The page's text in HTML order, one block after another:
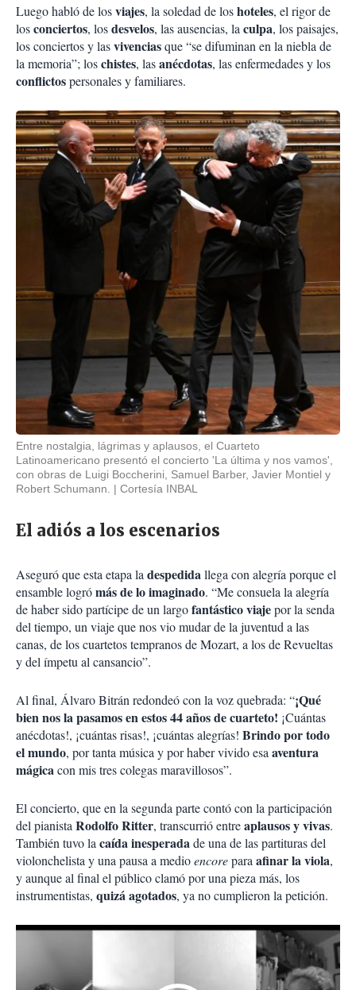
Luego habló de losviajes, la soledad de loshoteles, el rigor de
losconciertos, losdesvelos, las ausencias, la culpa, los paisajes,
los conciertos y lasvivenciasque “se difuminan en la niebla de
la memoria”; loschistes, lasanécdotas, las enfermedades y los
conflictospersonales y familiares.
Entre nostalgia, lágrimas y aplausos, el Cuarteto
Latinoamericano presentó el concierto 'La última y nos vamos',
con obras de Luigi Boccherini, Samuel Barber, Javier Montiel y
Robert Schumann.
Cortesía INBAL
El adiós a los escenarios
Aseguró que esta etapa la despedidallega con alegría porque el
ensamble logrómás de lo imaginado. “Me consuela la alegría
de haber sido partícipe de un largofantástico viajepor la senda
del tiempo, un viaje que nos vio mudar de la juventud a las
canas, de los cuartetos tempranos de Mozart, a los de Revueltas
y del ímpetu al cansancio”.
Al final, Álvaro Bitrán redondeó con la voz quebrada: “¡Qué
bien nos la pasamos en estos 44 años de cuarteto! ¡Cuántas
anécdotas!, ¡cuántas risas!, ¡cuántas alegrías! Brindo por todo
el mundo, por tanta música y por haber vivido esa aventura
mágicacon mis tres colegas maravillosos”.
El concierto, que en la segunda parte contó con la participación
del pianista Rodolfo Ritter, transcurrió entreaplausos y vivas.
También tuvo la caída inesperadade una de las partituras del
violonchelista y una pausa a medioencorepara afinar la viola,
y aunque al final el público clamó por una pieza más, los
instrumentistas, quizá agotados, ya no cumplieron la petición.